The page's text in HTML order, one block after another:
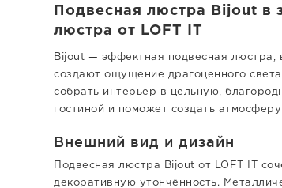
Подвесная люстра Bijout в
люстра от LOFT IT
Bijout — эффектная подвесная люстра,
создают ощущение драгоценного
собрать интерьер в цельную,
гостиной и поможет создать
Внешний вид и дизайн
Подвесная люстра Bijout от LOFT IT
декоративную утончённость.